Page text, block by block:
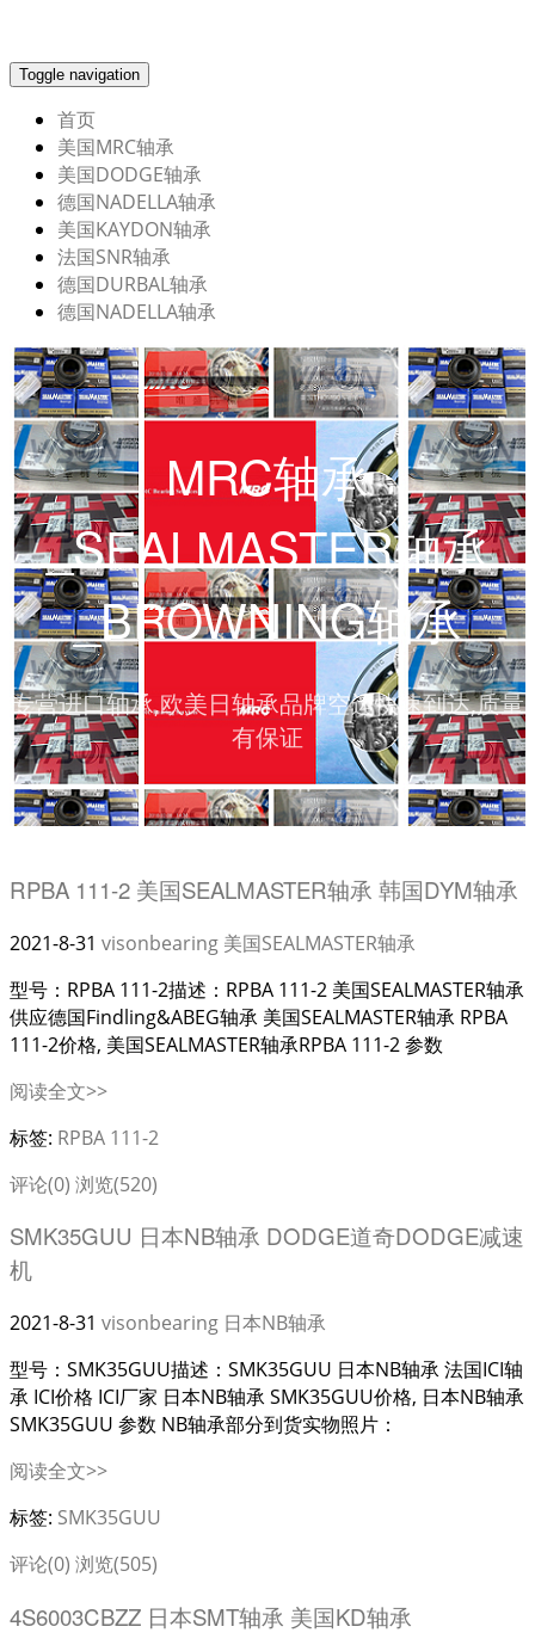
Toggle navigation
首页
美国MRC轴承
美国DODGE轴承
德国NADELLA轴承
美国KAYDON轴承
法国SNR轴承
德国DURBAL轴承
德国NADELLA轴承
MRC轴承
_SEALMASTER轴承
_BROWNING轴承
专营进口轴承,欧美日轴承品牌空运快速到达,质量
有保证
RPBA 111-2 美国SEALMASTER轴承 韩国DYM轴承
2021-8-31 visonbearing 美国SEALMASTER轴承
型号：RPBA 111-2描述：RPBA 111-2 美国SEALMASTER轴承
供应德国Findling&ABEG轴承 美国SEALMASTER轴承 RPBA
111-2价格, 美国SEALMASTER轴承RPBA 111-2 参数
阅读全文>>
标签: RPBA 111-2
评论(0) 浏览(520)
SMK35GUU 日本NB轴承 DODGE道奇DODGE减速
机
2021-8-31 visonbearing 日本NB轴承
型号：SMK35GUU描述：SMK35GUU 日本NB轴承 法国ICI轴
承 ICI价格 ICI厂家 日本NB轴承 SMK35GUU价格, 日本NB轴承
SMK35GUU 参数 NB轴承部分到货实物照片：
阅读全文>>
标签: SMK35GUU
评论(0) 浏览(505)
4S6003CBZZ 日本SMT轴承 美国KD轴承